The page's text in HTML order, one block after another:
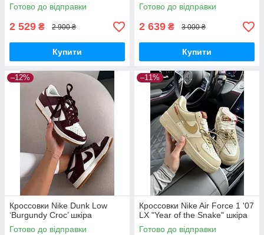
Готово до відправки
2 529 ₴ 2 900 ₴
Купити
Готово до відправки
2 639 ₴ 3 000 ₴
Купити
–12%
Кроссовки Nike Dunk Low
‘Burgundy Croc’ шкіра
Готово до відправки
–11%
Кроссовки Nike Air Force 1 '07
LX "Year of the Snake" шкіра
Готово до відправки